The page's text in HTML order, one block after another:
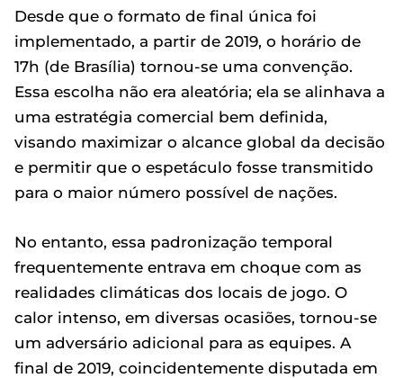
Desde que o formato de final única foi
implementado, a partir de 2019, o horário de
17h (de Brasília) tornou-se uma convenção.
Essa escolha não era aleatória; ela se alinhava a
uma estratégia comercial bem definida,
visando maximizar o alcance global da decisão
e permitir que o espetáculo fosse transmitido
para o maior número possível de nações.
No entanto, essa padronização temporal
frequentemente entrava em choque com as
realidades climáticas dos locais de jogo. O
calor intenso, em diversas ocasiões, tornou-se
um adversário adicional para as equipes. A
final de 2019, coincidentemente disputada em